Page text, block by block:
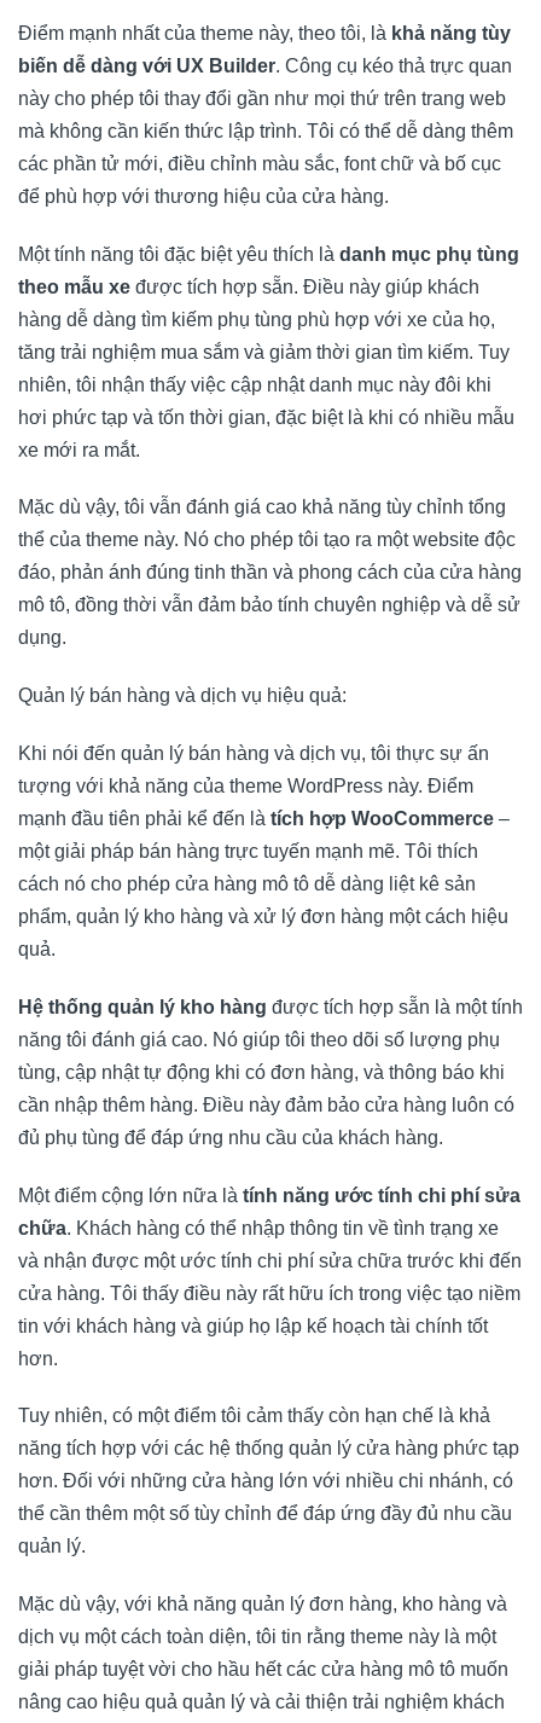
Điểm mạnh nhất của theme này, theo tôi, là khả năng tùy
biến dễ dàng với UX Builder. Công cụ kéo thả trực quan
này cho phép tôi thay đổi gần như mọi thứ trên trang web
mà không cần kiến thức lập trình. Tôi có thể dễ dàng thêm
các phần tử mới, điều chỉnh màu sắc, font chữ và bố cục
để phù hợp với thương hiệu của cửa hàng.
Một tính năng tôi đặc biệt yêu thích là danh mục phụ tùng
theo mẫu xe được tích hợp sẵn. Điều này giúp khách
hàng dễ dàng tìm kiếm phụ tùng phù hợp với xe của họ,
tăng trải nghiệm mua sắm và giảm thời gian tìm kiếm. Tuy
nhiên, tôi nhận thấy việc cập nhật danh mục này đôi khi
hơi phức tạp và tốn thời gian, đặc biệt là khi có nhiều mẫu
xe mới ra mắt.
Mặc dù vậy, tôi vẫn đánh giá cao khả năng tùy chỉnh tổng
thể của theme này. Nó cho phép tôi tạo ra một website độc
đáo, phản ánh đúng tinh thần và phong cách của cửa hàng
mô tô, đồng thời vẫn đảm bảo tính chuyên nghiệp và dễ sử
dụng.
Quản lý bán hàng và dịch vụ hiệu quả:
Khi nói đến quản lý bán hàng và dịch vụ, tôi thực sự ấn
tượng với khả năng của theme WordPress này. Điểm
mạnh đầu tiên phải kể đến là tích hợp WooCommerce –
một giải pháp bán hàng trực tuyến mạnh mẽ. Tôi thích
cách nó cho phép cửa hàng mô tô dễ dàng liệt kê sản
phẩm, quản lý kho hàng và xử lý đơn hàng một cách hiệu
quả.
Hệ thống quản lý kho hàng được tích hợp sẵn là một tính
năng tôi đánh giá cao. Nó giúp tôi theo dõi số lượng phụ
tùng, cập nhật tự động khi có đơn hàng, và thông báo khi
cần nhập thêm hàng. Điều này đảm bảo cửa hàng luôn có
đủ phụ tùng để đáp ứng nhu cầu của khách hàng.
Một điểm cộng lớn nữa là tính năng ước tính chi phí sửa
chữa. Khách hàng có thể nhập thông tin về tình trạng xe
và nhận được một ước tính chi phí sửa chữa trước khi đến
cửa hàng. Tôi thấy điều này rất hữu ích trong việc tạo niềm
tin với khách hàng và giúp họ lập kế hoạch tài chính tốt
hơn.
Tuy nhiên, có một điểm tôi cảm thấy còn hạn chế là khả
năng tích hợp với các hệ thống quản lý cửa hàng phức tạp
hơn. Đối với những cửa hàng lớn với nhiều chi nhánh, có
thể cần thêm một số tùy chỉnh để đáp ứng đầy đủ nhu cầu
quản lý.
Mặc dù vậy, với khả năng quản lý đơn hàng, kho hàng và
dịch vụ một cách toàn diện, tôi tin rằng theme này là một
giải pháp tuyệt vời cho hầu hết các cửa hàng mô tô muốn
nâng cao hiệu quả quản lý và cải thiện trải nghiệm khách